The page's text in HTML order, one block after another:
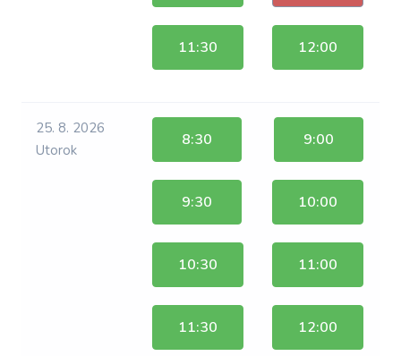
11:30 12:00
25. 8. 2026
Utorok
8:30 9:00
9:30 10:00
10:30 11:00
11:30 12:00